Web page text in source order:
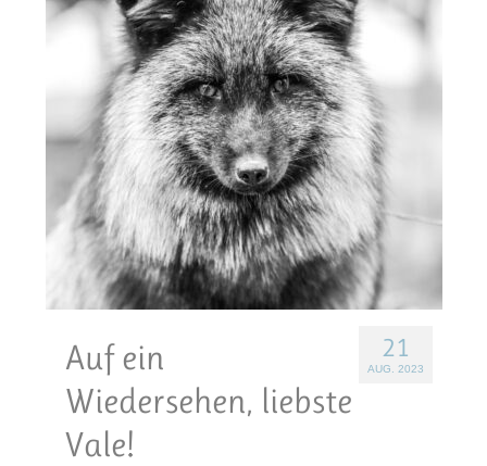
21
AUG. 2023
Auf ein
Wiedersehen, liebste
Vale!